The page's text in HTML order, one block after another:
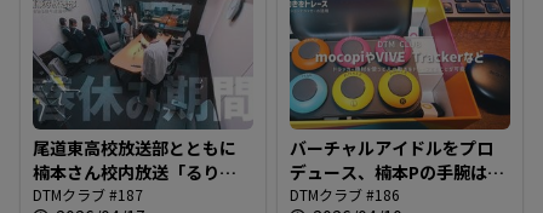
尾道東高校放送部とともに
楠本さん校内放送「るりラ
ジ」デビューへ！＠DTMク
DTMクラブ #187
バーチャルアイドルをプロ
デュース、楠本Pの手腕は？
＠DTMクラブ #186
DTMクラブ #186